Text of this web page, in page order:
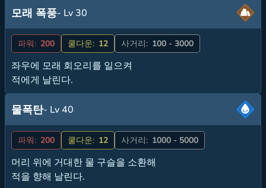
모래 폭풍- Lv 30
파워: 200 쿨다운: 12 사거리: 100 - 3000
좌우에 모래 회오리를 일으켜
적에게 날린다.
물폭탄- Lv 40
파워: 200 쿨다운: 12 사거리: 1000 - 5000
머리 위에 거대한 물 구슬을 소환해
적을 향해 날린다.